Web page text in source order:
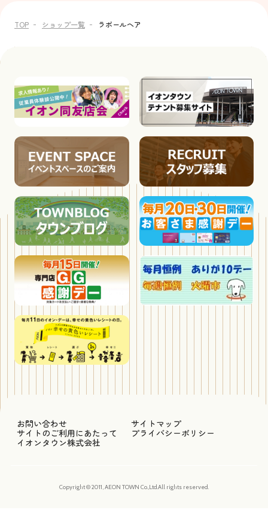
TOP ショップ一覧 ラポールヘア
お問い合わせ
サイトマップ
サイトのご利用にあたって
プライバシーポリシー
イオンタウン株式会社
Copyright © 2011, AEON TOWN Co.,Ltd.All rights reserved.